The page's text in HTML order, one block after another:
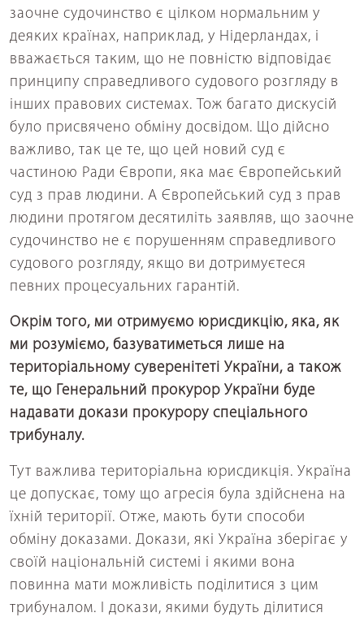
заочне судочинство є цілком нормальним у
деяких країнах, наприклад, у Нідерландах, і
вважається таким, що не повністю відповідає
принципу справедливого судового розгляду в
інших правових системах. Тож багато дискусій
було присвячено обміну досвідом. Що дійсно
важливо, так це те, що цей новий суд є
частиною Ради Європи, яка має Європейський
суд з прав людини. А Європейський суд з прав
людини протягом десятиліть заявляв, що заочне
судочинство не є порушенням справедливого
судового розгляду, якщо ви дотримуєтеся
певних процесуальних гарантій.
Окрім того, ми отримуємо юрисдикцію, яка, як
ми розуміємо, базуватиметься лише на
територіальному суверенітеті України, а також
те, що Генеральний прокурор України буде
надавати докази прокурору спеціального
трибуналу.
Тут важлива територіальна юрисдикція. Україна
це допускає, тому що агресія була здійснена на
їхній території. Отже, мають бути способи
обміну доказами. Докази, які Україна зберігає у
своїй національній системі і якими вона
повинна мати можливість поділитися з цим
трибуналом. І докази, якими будуть ділитися